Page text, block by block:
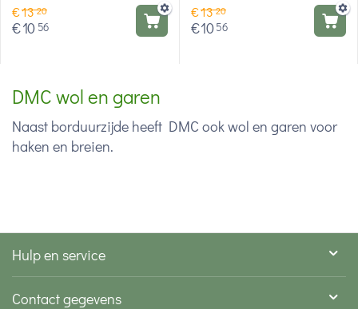
DMC wol en garen
Naast borduurzijde heeft DMC ook wol en garen voor
haken en breien.
€1320
€10 56
€1320
€10 56
Hulp en service
Contact gegevens